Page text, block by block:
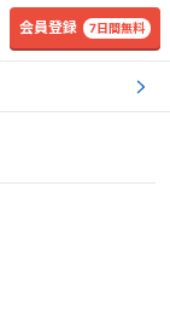
会員登録 7日間無料